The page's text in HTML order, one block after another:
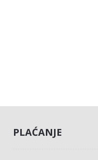
PLAĆANJE